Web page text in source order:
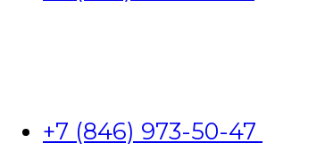
+7 (846) 973-50-47